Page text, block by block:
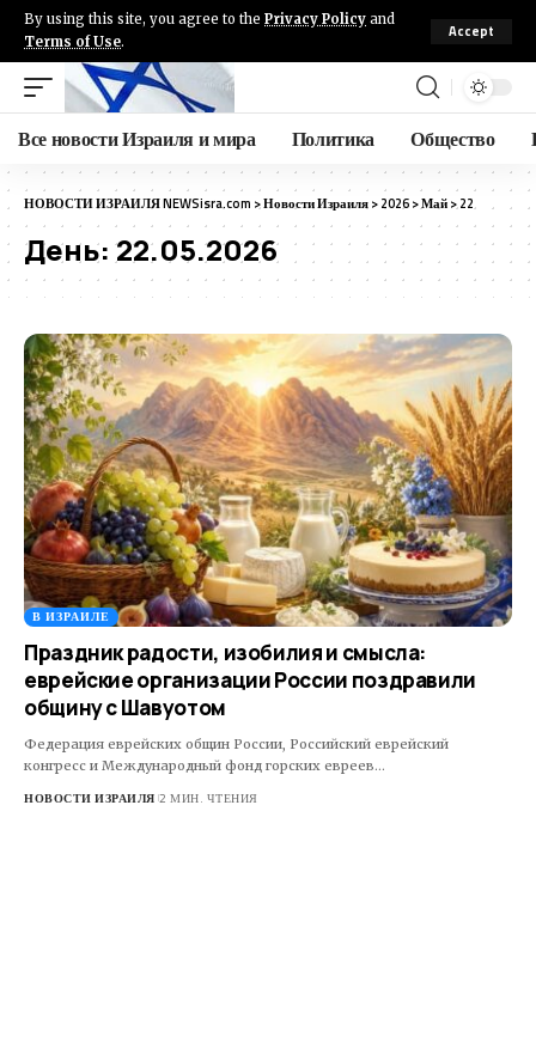
By using this site, you agree to the Privacy Policy and
Terms of Use.
Accept
Все новости Израиля и мира Политика Общество
НОВОСТИ ИЗРАИЛЯ NEWSisra.com >Новости Израиля>2026>Май>22
День:22.05.2026
В ИЗРАИЛЕ
Праздник радости, изобилия и смысла:
еврейские организации России поздравили
общину с Шавуотом
Федерация еврейских общин России, Российский еврейский
конгресс и Международный фонд горских евреев…
НОВОСТИ ИЗРАИЛЯ 2 МИН. ЧТЕНИЯ